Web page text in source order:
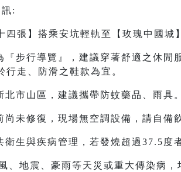
:
四張】搭乘安坑輕軌至【玫瑰中國城
『步行導覽』，建議穿著舒適之休閒
行走、防滑之鞋款為宜。
北市山區，建議攜帶防蚊藥品、雨具。
尚未修復，現場無空調設備，請自備
衛生與疾病管理，若發燒超過37.5度
、地震、豪雨等天災或重大傳染病